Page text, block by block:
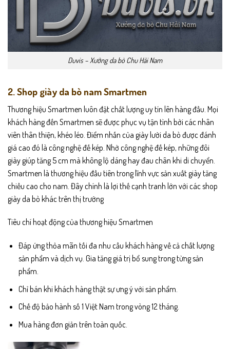
Duvis – Xưởng da bò Chu Hải Nam
2. Shop giày da bò nam Smartmen
Thương hiệu Smartmen luôn đặt chất lượng uy tín lên hàng đầu. Mọi
khách hàng đến Smartmen sẽ được phục vụ tận tình bởi các nhân
viên thân thiện, khéo léo. Điểm nhấn của giày lười da bò được đánh
giá cao đó là công nghệ đế kép. Nhờ công nghệ đế kép, những đôi
giày giúp tăng 5 cm mà không lộ dáng hay đau chân khi di chuyển.
Smartmen là thương hiệu đầu tiên trong lĩnh vực sản xuất giày tăng
chiều cao cho nam. Đây chính là lợi thế cạnh tranh lớn với các shop
giày da bò khác trên thị trường
Tiêu chí hoạt động của thương hiệu Smartmen
Đáp ứng thỏa mãn tối đa nhu cầu khách hàng về cả chất lượng
sản phẩm và dịch vụ. Gia tăng giá trị bổ sung trong từng sản
phẩm.
Chỉ bán khi khách hàng thật sự ưng ý với sản phẩm.
Chế độ bảo hành số 1 Việt Nam trong vòng 12 tháng.
Mua hàng đơn giản trên toàn quốc.